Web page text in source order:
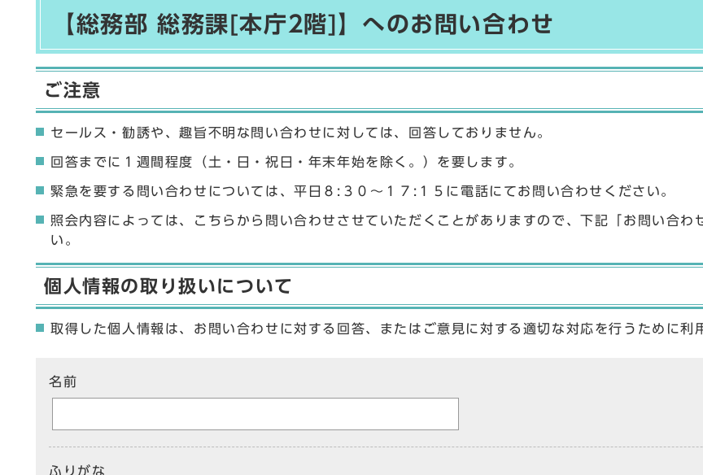
【総務部 総務課[本庁2階]】へのお問い合わせ
ご注意
セールス・勧誘や、趣旨不明な問い合わせに対しては、回答しておりません。
回答までに１週間程度（土・日・祝日・年末年始を除く。）を要します。
緊急を要する問い合わせについては、平日８:３０〜１７:１５に電話にてお問い合わせください。
照会内容によっては、こちらから問い合わせさせていただくことがありますので、下記「お問い合
い。
個人情報の取り扱いについて
取得した個人情報は、お問い合わせに対する回答、またはご意見に対する適切な対応を行うために利
名前
ふりがな